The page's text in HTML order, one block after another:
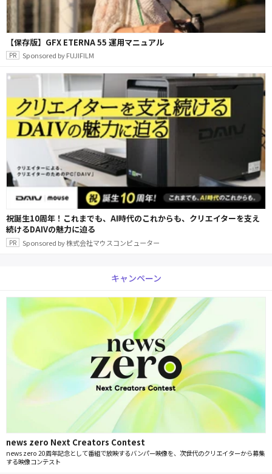
【保存版】GFX ETERNA 55 運用マニュアル
Sponsored by FUJIFILM
祝誕生10周年！これまでも、AI時代のこれからも、クリエイターを支え
続けるDAIVの魅力に迫る
Sponsored by 株式会社マウスコンピューター
キャンペーン
news zero Next Creators Contest
news zero 20周年記念として番組で放映するバンパー映像を、次世代のクリエイターから募集
する映像コンテスト